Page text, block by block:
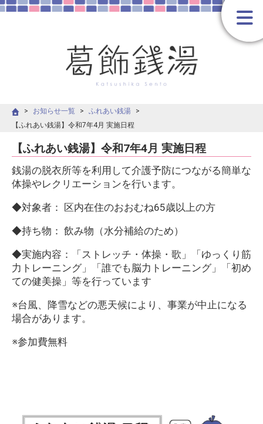
お知らせ一覧
ふれあい銭湯
【ふれあい銭湯】令和7年4月 実施日程
【ふれあい銭湯】令和7年4月 実施日程
銭湯の脱衣所等を利用して介護予防につながる簡単な
体操やレクリエーションを行います。
◆対象者： 区内在住のおおむね65歳以上の方
◆持ち物： 飲み物（水分補給のため）
◆実施内容：「ストレッチ・体操・歌」「ゆっくり筋
力トレーニング」「誰でも脳力トレーニング」「初め
ての健美操」等を行っています
※台風、降雪などの悪天候により、事業が中止になる
場合があります。
※参加費無料